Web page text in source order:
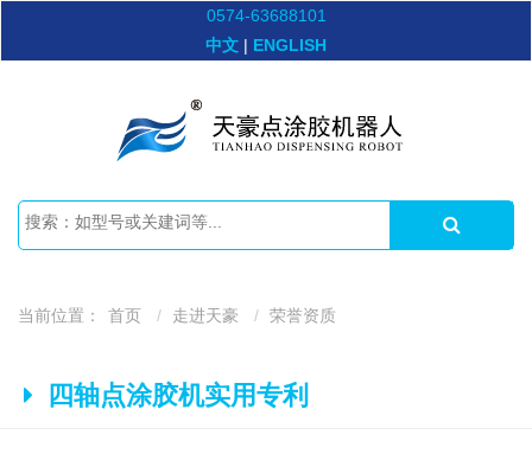
0574-63688101
中文 | ENGLISH
当前位置： 首页 走进天豪 荣誉资质
四轴点涂胶机实用专利